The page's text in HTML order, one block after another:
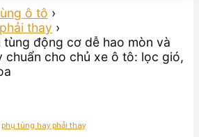
ô tô ›
thay ›
tùng động cơ dễ hao mòn và
chuẩn cho chủ xe ô tô: lọc gió,
phụ tùng hay phải thay